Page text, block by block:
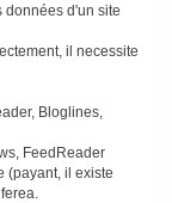
données d'un site
il necessite
Bloglines,
FeedReader
(payant, il existe